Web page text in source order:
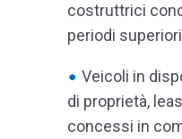
costruttrici
periodi
Veicoli in
di proprietà,
concessi in